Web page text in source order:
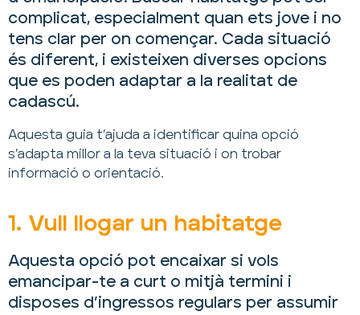
complicat, especialment quan ets jove i no
tens clar per on començar. Cada situació
és diferent, i existeixen diverses opcions
que es poden adaptar a la realitat de
cadascú.
Aquesta guia t’ajuda a identificar quina opció
s’adapta millor a la teva situació i on trobar
informació o orientació.
1. Vull llogar un habitatge
Aquesta opció pot encaixar si vols
emancipar-te a curt o mitjà termini i
disposes d’ingressos regulars per assumir